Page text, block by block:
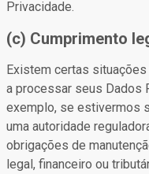
Privacidade.
(c) Cumprimento
Existem certas
a processar seus Dados
exemplo, se estivermos
uma autoridade
obrigações de
legal, financeiro ou